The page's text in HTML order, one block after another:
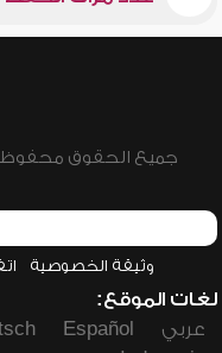
جميع الحقوق محفوظة © 2026 - 1998 لشبكة
وثيقة الخصوصية
لغات الموقع:
عربي
Español